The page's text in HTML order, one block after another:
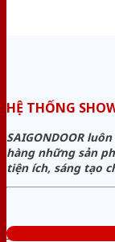
HỆ THỐNG
SAIGONDOOR
hàng những sản
tiện ích, sáng tạo